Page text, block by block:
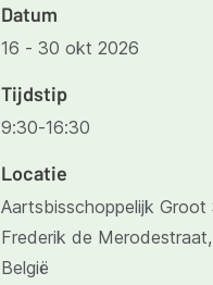
Datum
16 - 30 okt 2026
Tijdstip
9:30-16:30
Locatie
Aartsbisschoppelijk Groot
Frederik de
België